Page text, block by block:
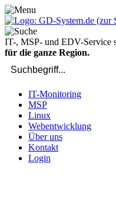
IT-, MSP- und EDV-Service
für die ganze Region.
IT-Monitoring
MSP
Linux
Webentwicklung
Über uns
Kontakt
Login